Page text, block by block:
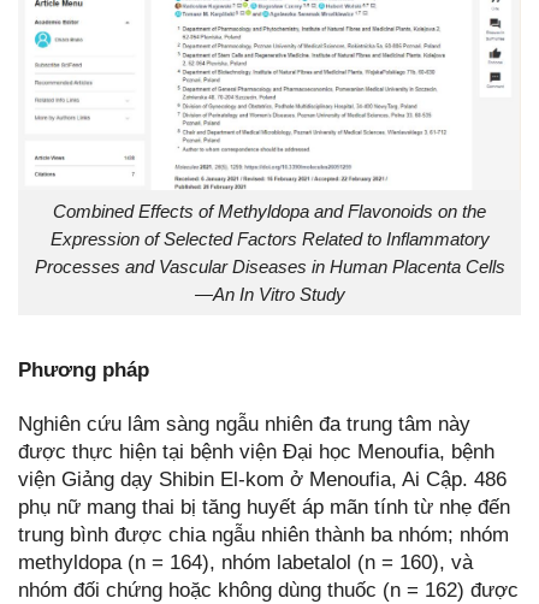
Combined Effects of Methyldopa and Flavonoids on the
Expression of Selected Factors Related to Inflammatory
Processes and Vascular Diseases in Human Placenta Cells
—An In Vitro Study
Phương pháp
Nghiên cứu lâm sàng ngẫu nhiên đa trung tâm này
được thực hiện tại bệnh viện Đại học Menoufia, bệnh
viện Giảng dạy Shibin El-kom ở Menoufia, Ai Cập. 486
phụ nữ mang thai bị tăng huyết áp mãn tính từ nhẹ đến
trung bình được chia ngẫu nhiên thành ba nhóm; nhóm
methyldopa (n = 164), nhóm labetalol (n = 160), và
nhóm đối chứng hoặc không dùng thuốc (n = 162) được